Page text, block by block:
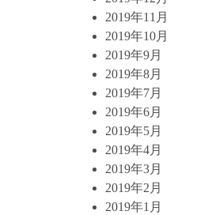
2019年11月
2019年10月
2019年9月
2019年8月
2019年7月
2019年6月
2019年5月
2019年4月
2019年3月
2019年2月
2019年1月